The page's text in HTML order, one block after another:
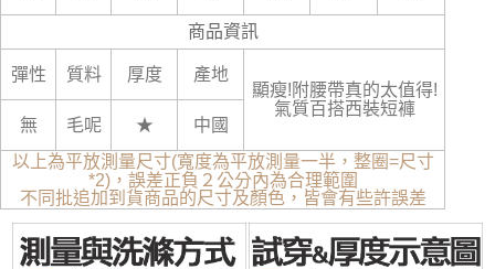
商品資訊
彈性 質料 厚度
產地
顯瘦!附腰帶真的太值得!
氣質百搭西裝短褲
無
毛呢 ★
中國
以上為平放測量尺寸(寬度為平放測量一半，整圈=尺寸
*2)，誤差正負２公分內為合理範圍
不同批追加到貨商品的尺寸及顏色，皆會有些許誤差